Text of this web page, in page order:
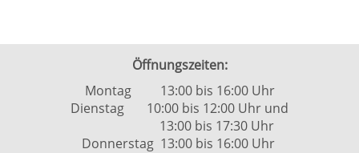
Öffnungszeiten:
Montag 13:00 bis 16:00 Uhr
Dienstag 10:00 bis 12:00 Uhr und
13:00 bis 17:30 Uhr
Donnerstag 13:00 bis 16:00 Uhr